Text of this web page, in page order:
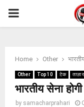
PRIMARY
Home Other
Other Top 10 टेक ताज़ा
भारतीय सेना
by samacharprahari